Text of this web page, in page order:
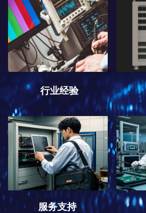
服务支持
行业经验